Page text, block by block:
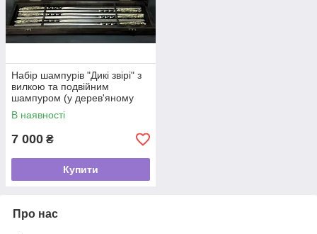
Набір шампурів "Дикі звірі" з
вилкою та подвійним
шампуром (у дерев'яному
кейсі)
В наявності
7 000 ₴
Купити
Про нас